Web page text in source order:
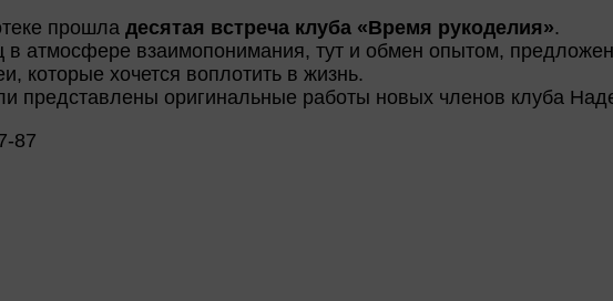
прошла десятая встреча клуба «Время рукоделия».
в атмосфере взаимопонимания, тут и обмен опытом,
которые хочется воплотить в жизнь.
представлены оригинальные работы новых членов клуба
87